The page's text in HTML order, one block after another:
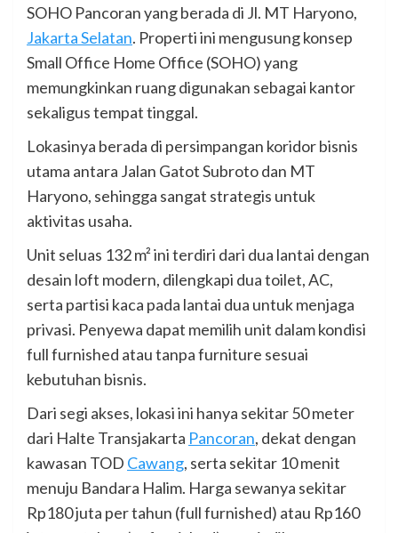
SOHO Pancoran yang berada di Jl. MT Haryono,
Jakarta Selatan. Properti ini mengusung konsep
Small Office Home Office (SOHO) yang
memungkinkan ruang digunakan sebagai kantor
sekaligus tempat tinggal.
Lokasinya berada di persimpangan koridor bisnis
utama antara Jalan Gatot Subroto dan MT
Haryono, sehingga sangat strategis untuk
aktivitas usaha.
Unit seluas 132 m² ini terdiri dari dua lantai dengan
desain loft modern, dilengkapi dua toilet, AC,
serta partisi kaca pada lantai dua untuk menjaga
privasi. Penyewa dapat memilih unit dalam kondisi
full furnished atau tanpa furniture sesuai
kebutuhan bisnis.
Dari segi akses, lokasi ini hanya sekitar 50 meter
dari Halte Transjakarta Pancoran, dekat dengan
kawasan TOD Cawang, serta sekitar 10 menit
menuju Bandara Halim. Harga sewanya sekitar
Rp180 juta per tahun (full furnished) atau Rp160